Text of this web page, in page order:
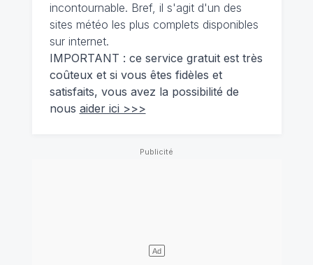
incontournable. Bref, il s'agit d'un des
sites météo les plus complets disponibles
sur internet.
IMPORTANT : ce service gratuit est très
coûteux et si vous êtes fidèles et
satisfaits, vous avez la possibilité de
nous aider ici >>>